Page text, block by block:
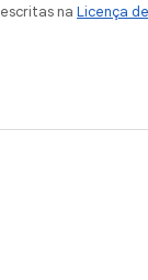
na Licença